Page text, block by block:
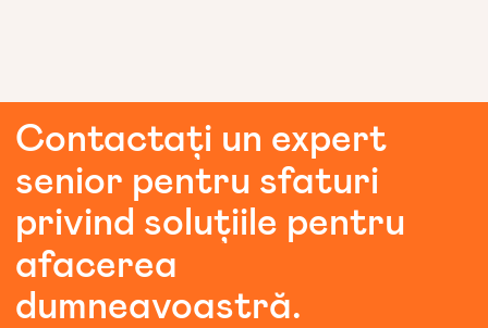
Contactați un expert
senior pentru sfaturi
privind soluțiile pentru
afacerea
dumneavoastră.